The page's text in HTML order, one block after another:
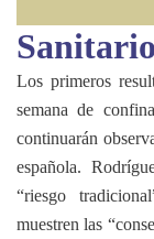
Los primeros
semana de
continuarán
española.
“riesgo
muestren las